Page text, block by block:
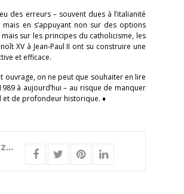
des erreurs – souvent dues à l’italianité
en s’appuyant non sur des options
sur les principes du catholicisme, les
XV à Jean-Paul II ont su construire une
et efficace.
ouvrage, on ne peut que souhaiter en lire
à aujourd’hui – au risque de manquer
et de profondeur historique. ♦